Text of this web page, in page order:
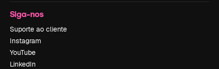
Siga-nos
Suporte ao cliente
Instagram
YouTube
LinkedIn